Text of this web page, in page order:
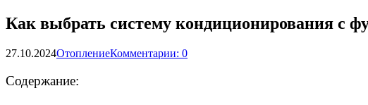
Как выбрать систему кондиционирования с
27.10.2024ОтоплениеКомментарии: 0
Содержание: